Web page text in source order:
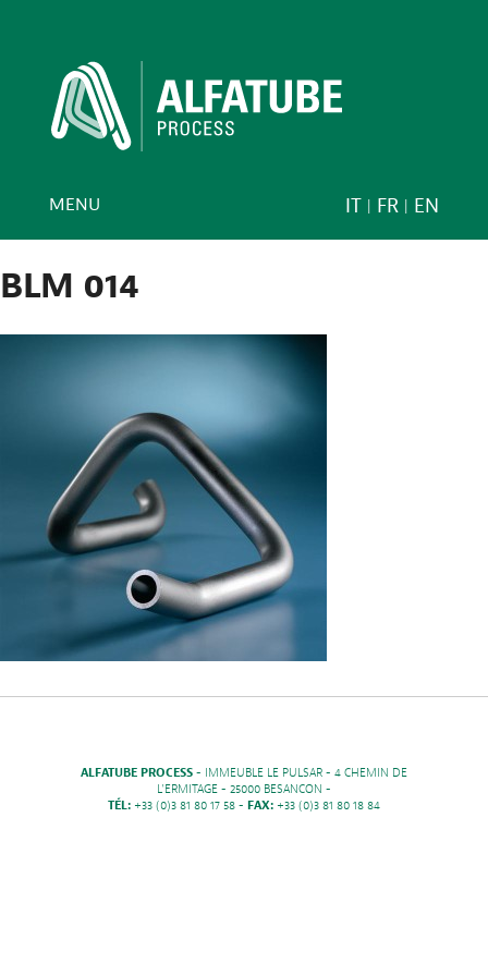
IT FR EN
MENU
BLM 014
ALFATUBE PROCESS - IMMEUBLE LE PULSAR - 4 CHEMIN DE
L'ERMITAGE - 25000 BESANCON -
TÉL: +33 (0)3 81 80 17 58 - FAX: +33 (0)3 81 80 18 84